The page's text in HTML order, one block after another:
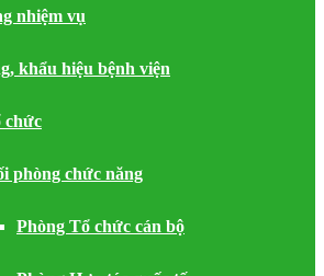
nhiệm vụ
khẩu hiệu bệnh viện
chức
phòng chức năng
Phòng Tổ chức cán bộ